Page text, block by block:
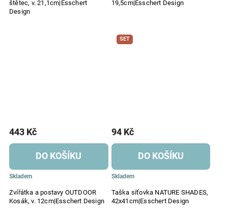
štětec, v. 21,1cm|Esschert
Design
19,5cm|Esschert Design
Zvířátka a postavy OUTDOOR
Kosák, v. 12cm|Esschert Design
Skladem
443 Kč
DO KOŠÍKU
SET
Taška síťovka NATURE SHADES,
42x41cm|Esschert Design
Skladem
94 Kč
DO KOŠÍKU